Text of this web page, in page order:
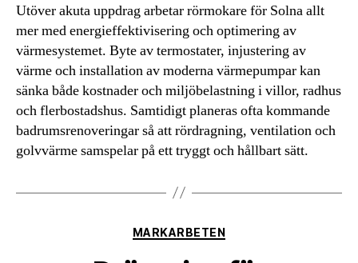
Utöver akuta uppdrag arbetar rörmokare för Solna allt
mer med energieffektivisering och optimering av
värmesystemet. Byte av termostater, injustering av
värme och installation av moderna värmepumpar kan
sänka både kostnader och miljöbelastning i villor, radhus
och flerbostadshus. Samtidigt planeras ofta kommande
badrumsrenoveringar så att rördragning, ventilation och
golvvärme samspelar på ett tryggt och hållbart sätt.
Kategorier
MARKARBETEN